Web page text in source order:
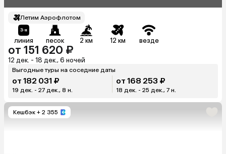
Летим Аэрофлотом
линия песок 2 км 12 км везде
от 151 620 ₽
12 дек. - 18 дек., 6 ночей
Выгодные туры на соседние даты
от 182 031 ₽
19 дек. - 27 дек., 8 н.
от 168 253 ₽
18 дек. - 25 дек., 7 н.
Кешбэк + 2 355